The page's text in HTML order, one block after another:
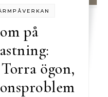
på
ögon,